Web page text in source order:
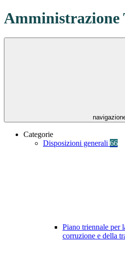
Amministrazione
Categorie
Disposizioni generali 66
Piano triennale per
corruzione e della